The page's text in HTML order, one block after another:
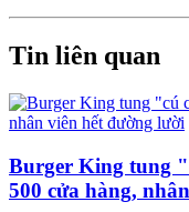
Tin liên quan
Burger King tung
500 cửa hàng,